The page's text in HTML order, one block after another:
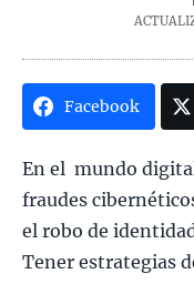
Facebook
En el mundo
fraudes
el robo de
Tener estrategias